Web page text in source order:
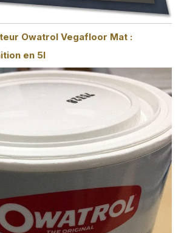
Owatrol Vegafloor Mat :
en 5l